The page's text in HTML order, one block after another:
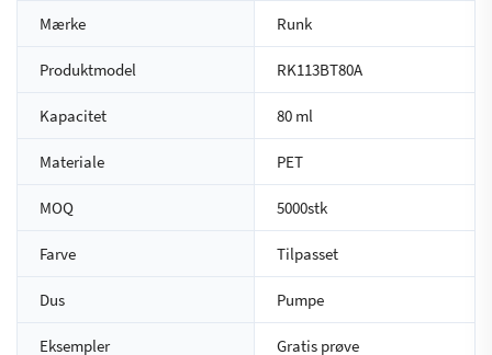
Mærke Runk
Produktmodel RK113BT80A
Kapacitet 80 ml
Materiale PET
MOQ 5000stk
Farve Tilpasset
Dus Pumpe
Eksempler Gratis prøve